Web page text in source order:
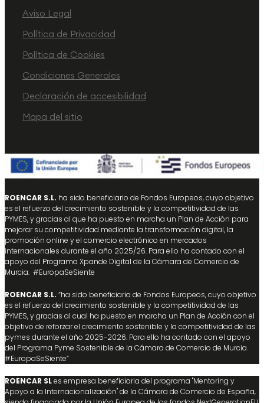
Aviso Legal
Política de Privacidad
Política de Cookies
Condiciones Generales
Declaración de accesibilidad
Mapa del sitio
ROENCAR S.L. ha sido beneficiario de Fondos Europeos, cuyo objetivo
es el refuerzo del crecimiento sostenible y la competitividad de las
PYMES, y gracias al que ha puesto en marcha un Plan de Acción para
mejorar su competitividad mediante la transformación digital, la
promoción online y el comercio electrónico en mercados
internacionales durante el año 2025/26. Para ello ha contado con el
apoyo del Programa Xpande Digital de la Cámara de Comercio de
Murcia. #EuropaSeSiente
ROENCAR S.L. “ha sido beneficiaria de Fondos Europeos, cuyo objetivo
es el refuerzo del crecimiento sostenible y la competitividad de las
PYMES, y gracias al cual ha puesto en marcha un Plan de Acción con el
objetivo de reforzar el crecimiento sostenible y la competitividad de las
pymes durante el año 2025-2026. Para ello ha contado con el apoyo
del Programa Pyme Sostenible de la Cámara de Comercio de Murcia.
#EuropaSeSiente”
ROENCAR SLes empresa beneficiaria del programa "Mentoring y
Apoyo a la Internacionalización" de la Cámara de Comercio de España,